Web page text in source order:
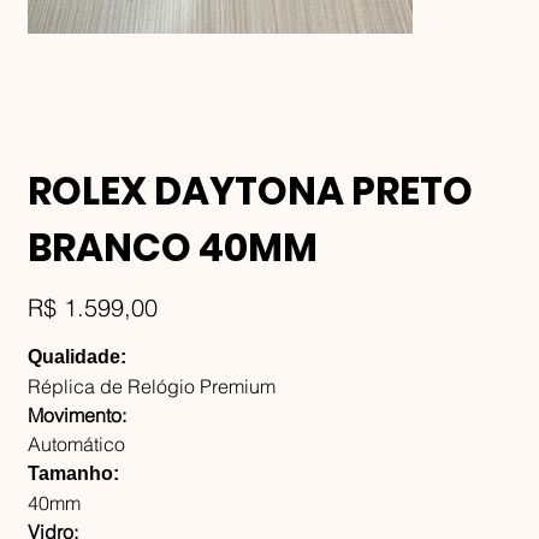
ROLEX DAYTONA PRETO
BRANCO 40MM
Preço
R$ 1.599,00
Qualidade:
Réplica de Relógio Premium
Movimento:
Automático
Tamanho:
40mm
Vidro: